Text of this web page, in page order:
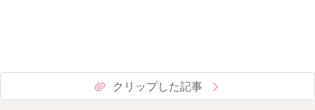
クリップした記事